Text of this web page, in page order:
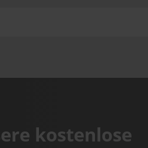
kostenlose